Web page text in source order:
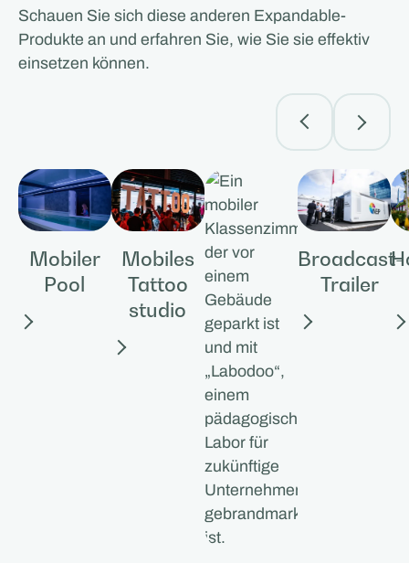
Schauen Sie sich diese anderen Expandable-
Produkte an und erfahren Sie, wie Sie sie effektiv
einsetzen können.
Mobiler
Pool
Mobiles
Tattoo
studio
Broadcast-
Trailer